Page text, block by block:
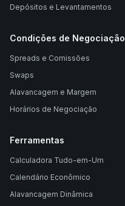
Depósitos e Levantamentos
Condições de Negociação
Spreads e Comissões
Swaps
Alavancagem e Margem
Horários de Negociação
Ferramentas
Calculadora Tudo-em-Um
Calendário Econômico
Alavancagem Dinâmica